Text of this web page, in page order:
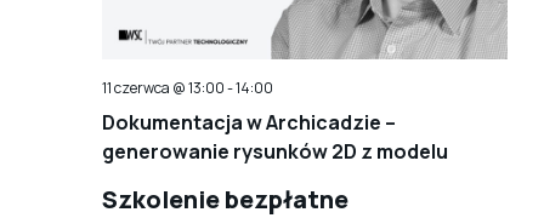
11 czerwca @ 13:00-14:00
Dokumentacja w Archicadzie –
generowanie rysunków 2D z modelu
Szkolenie bezpłatne